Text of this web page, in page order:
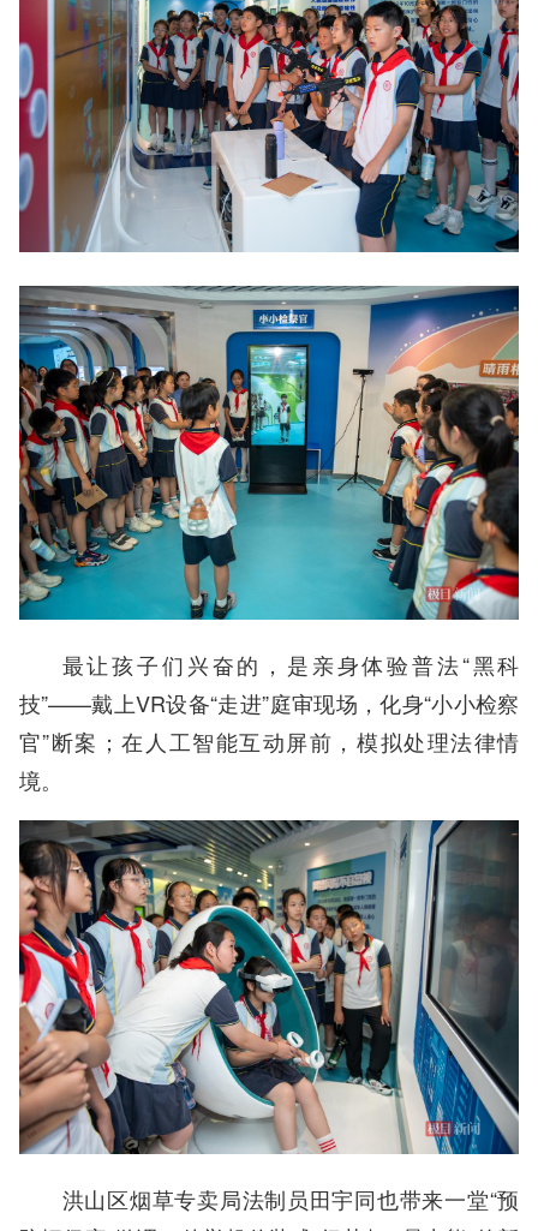
最让孩子们兴奋的，是亲身体验普法“黑科
技”——戴上VR设备“走进”庭审现场，化身“小小检察
官”断案；在人工智能互动屏前，模拟处理法律情
境。
洪山区烟草专卖局法制员田宇同也带来一堂“预